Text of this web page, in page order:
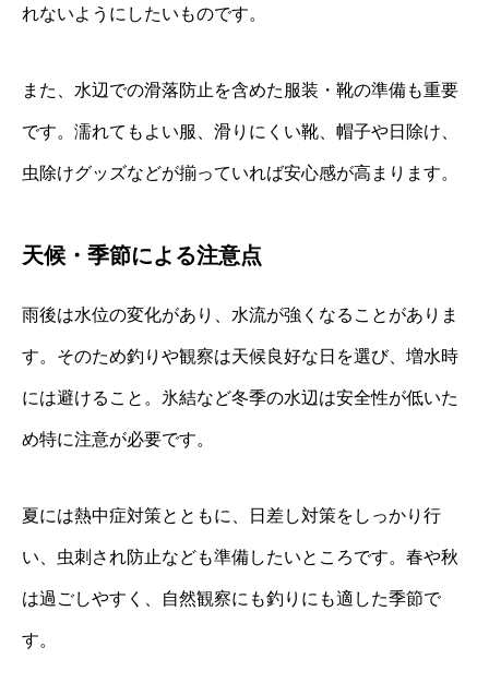
れないようにしたいものです。
また、水辺での滑落防止を含めた服装・靴の準備も重要
です。濡れてもよい服、滑りにくい靴、帽子や日除け、
虫除けグッズなどが揃っていれば安心感が高まります。
天候・季節による注意点
雨後は水位の変化があり、水流が強くなることがありま
す。そのため釣りや観察は天候良好な日を選び、増水時
には避けること。氷結など冬季の水辺は安全性が低いた
め特に注意が必要です。
夏には熱中症対策とともに、日差し対策をしっかり行
い、虫刺され防止なども準備したいところです。春や秋
は過ごしやすく、自然観察にも釣りにも適した季節で
す。